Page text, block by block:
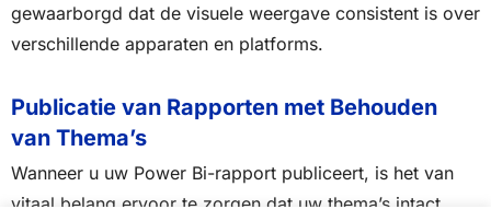
gewaarborgd dat de visuele weergave consistent is over
verschillende apparaten en platforms.
Publicatie van Rapporten met Behouden
van Thema’s
Wanneer u uw Power Bi-rapport publiceert, is het van
vitaal belang ervoor te zorgen dat uw thema’s intact